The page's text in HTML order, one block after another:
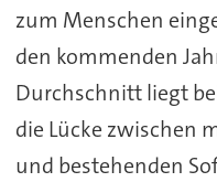
zum Menschen
den kommenden
Durchschnitt liegt
die Lücke zwischen
und bestehenden